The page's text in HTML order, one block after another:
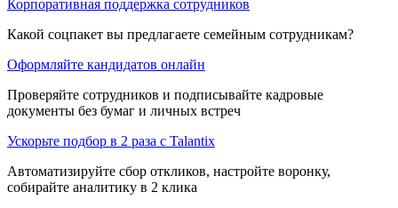
Корпоративная поддержка сотрудников
Какой соцпакет вы предлагаете семейным сотрудникам?
Оформляйте кандидатов онлайн
Проверяйте сотрудников и подписывайте кадровые
документы без бумаг и личных встреч
Ускорьте подбор в 2 раза с Talantix
Автоматизируйте сбор откликов, настройте воронку,
собирайте аналитику в 2 клика